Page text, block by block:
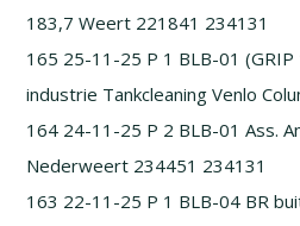
183,7 Weert 221841 234131
165 25-11-25 P 1 BLB-01 (GRIP
industrie Tankcleaning Venlo
164 24-11-25 P 2 BLB-01 Ass.
Nederweert 234451 234131
163 22-11-25 P 1 BLB-04 BR